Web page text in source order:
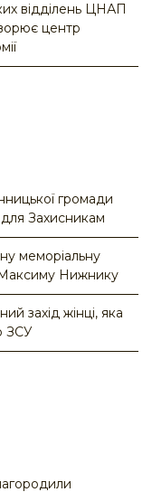
відділень ЦНАП
центр
громади
Захисникам
меморіальну
Нижнику
захід жінці, яка
ЗСУ